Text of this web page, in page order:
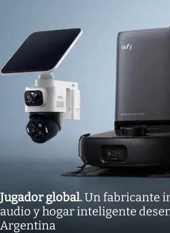
Jugador global.Un fabricante
audio y hogar inteligente
Argentina